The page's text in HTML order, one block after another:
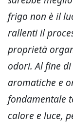
frigo non è il
rallenti il
proprietà
odori. Al fine
aromatiche e
fondamentale
calore e luce,